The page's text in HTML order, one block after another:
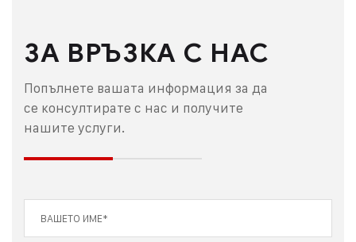
ЗА ВРЪЗКА С НАС
Попълнете вашата информация за да
се консултирате с нас и получите
нашите услуги.